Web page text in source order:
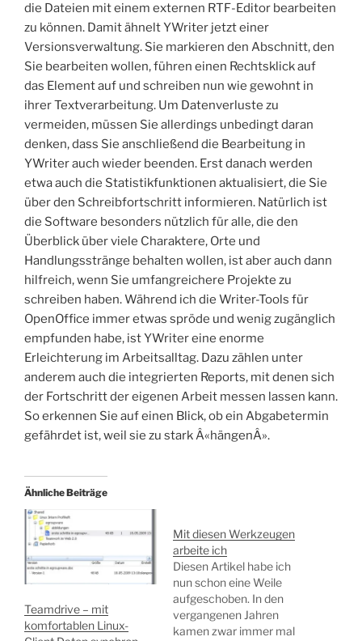
die Dateien mit einem externen RTF-Editor bearbeiten
zu können. Damit ähnelt YWriter jetzt einer
Versionsverwaltung. Sie markieren den Abschnitt, den
Sie bearbeiten wollen, führen einen Rechtsklick auf
das Element auf und schreiben nun wie gewohnt in
ihrer Textverarbeitung. Um Datenverluste zu
vermeiden, müssen Sie allerdings unbedingt daran
denken, dass Sie anschließend die Bearbeitung in
YWriter auch wieder beenden. Erst danach werden
etwa auch die Statistikfunktionen aktualisiert, die Sie
über den Schreibfortschritt informieren. Natürlich ist
die Software besonders nützlich für alle, die den
Überblick über viele Charaktere, Orte und
Handlungsstränge behalten wollen, ist aber auch dann
hilfreich, wenn Sie umfangreichere Projekte zu
schreiben haben. Während ich die Writer-Tools für
OpenOffice immer etwas spröde und wenig zugänglich
empfunden habe, ist YWriter eine enorme
Erleichterung im Arbeitsalltag. Dazu zählen unter
anderem auch die integrierten Reports, mit denen sich
der Fortschritt der eigenen Arbeit messen lassen kann.
So erkennen Sie auf einen Blick, ob ein Abgabetermin
gefährdet ist, weil sie zu stark Â«hängenÂ».
Ähnliche Beiträge
Teamdrive – mit
komfortablen Linux-
Mit diesen Werkzeugen
arbeite ich
Diesen Artikel habe ich
nun schon eine Weile
aufgeschoben. In den
vergangenen Jahren
kamen zwar immer mal